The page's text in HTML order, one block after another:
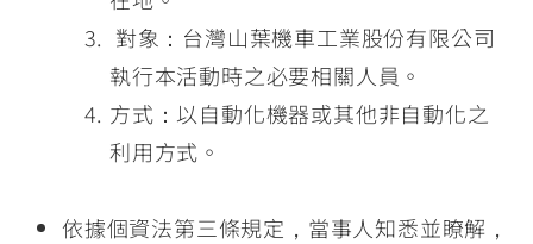
對象：台灣山葉機車工業股份有限公司
執行本活動時之必要相關人員。
方式：以自動化機器或其他非自動化之
利用方式。
依據個資法第三條規定，當事人知悉並瞭解，